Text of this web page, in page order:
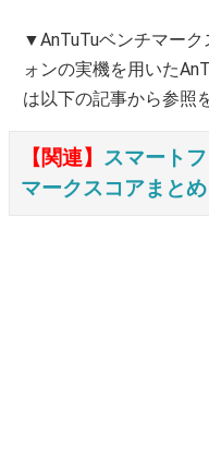
▼AnTuTuベンチマー
ォンの実機を用いた
は以下の記事から参照
【関連】 スマート
マークスコアまとめ